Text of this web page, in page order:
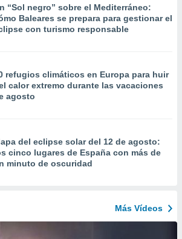
“Sol negro” sobre el Mediterráneo:
Baleares se prepara para gestionar el
con turismo responsable
refugios climáticos en Europa para huir
calor extremo durante las vacaciones
agosto
del eclipse solar del 12 de agosto:
cinco lugares de España con más de
minuto de oscuridad
Más Vídeos